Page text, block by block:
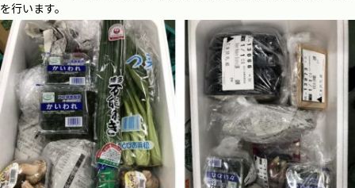
を行います。